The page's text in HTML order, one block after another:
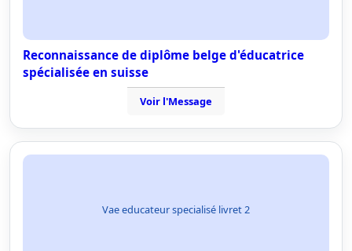
Reconnaissance de diplôme belge d'éducatrice
spécialisée en suisse
Voir l'Message
Vae educateur specialisé livret 2